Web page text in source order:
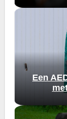
Een